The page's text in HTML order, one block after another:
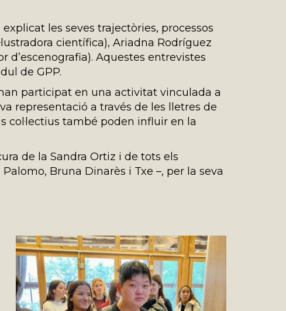
les seves trajectòries, processos
científica), Ariadna Rodríguez
d’escenografia). Aquestes entrevistes
de GPP.
participat en una activitat vinculada a
representació a través de les lletres de
col·lectius també poden influir en la
de la Sandra Ortiz i de tots els
Palomo, Bruna Dinarès i Txe –, per la seva